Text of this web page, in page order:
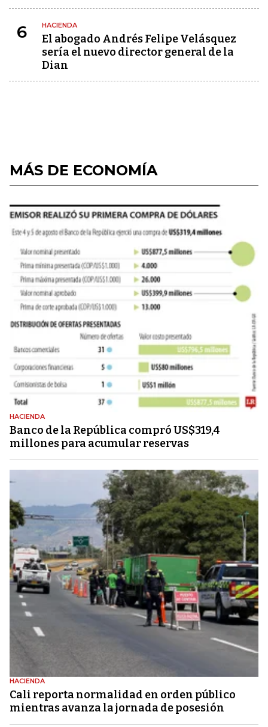
6 HACIENDA
El abogado Andrés Felipe Velásquez
sería el nuevo director general de la
Dian
MÁS DE ECONOMÍA
HACIENDA
Banco de la República compró US$319,4
millones para acumular reservas
HACIENDA
Cali reporta normalidad en orden público
mientras avanza la jornada de posesión